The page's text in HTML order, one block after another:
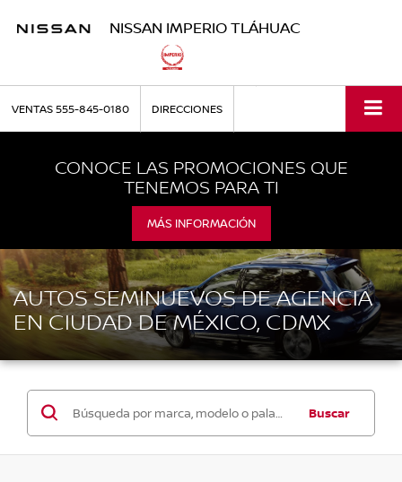
NISSAN IMPERIO TLÁHUAC
VENTAS555-845-0180 DIRECCIONES
CONOCE LAS PROMOCIONES QUE
TENEMOS PARA TI
MÁS INFORMACIÓN
AUTOS SEMINUEVOS DE AGENCIA
EN CIUDAD DE MÉXICO, CDMX
Buscar